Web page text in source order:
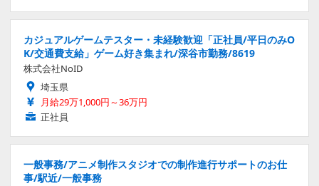
カジュアルゲームテスター・未経験歓迎「正社員/平日のみO
K/交通費支給」ゲーム好き集まれ/深谷市勤務/8619
株式会社NoID
埼玉県
月給29万1,000円～36万円
正社員
一般事務/アニメ制作スタジオでの制作進行サポートのお仕
事/駅近/一般事務